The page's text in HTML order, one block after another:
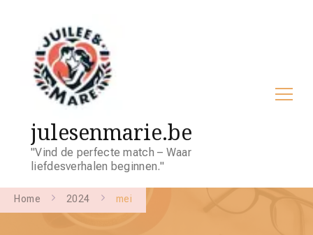
julesenmarie.be
"Vind de perfecte match – Waar
liefdesverhalen beginnen."
Home 2024 mei